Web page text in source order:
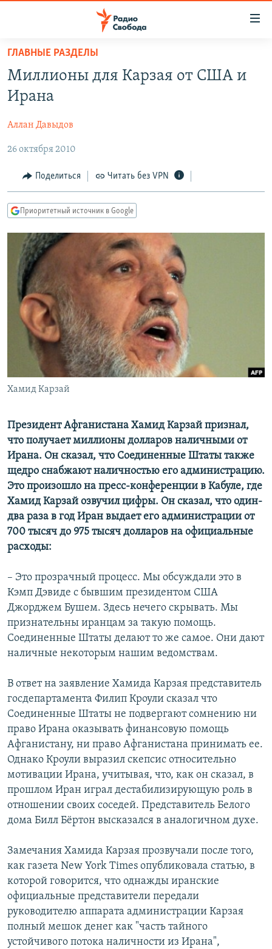
упрощенного
доступа
Вернуться
основному
Вернутся
главной
навигации
Вернутся
поиску
АВТОРСКИЕ ПРОЕКТЫ
ЦИТАТЫ СВОБОДЫ
МНЕНИЯ
КУЛЬТУРА
IDEL.РЕАЛИИ
КАВКАЗ.РЕАЛИИ
СЕВЕР.РЕАЛИИ
СИБИРЬ.РЕАЛИИ
РАСПИСАНИЕ ВЕЩАНИЯ
ПОДПИШИТЕСЬ НА РАССЫЛКУ
СОЦИАЛЬНЫЕ СЕТИ
Все сайты РСЕ/РС
ГЛАВНЫЕ РАЗДЕЛЫ
Миллионы для Карзая от США и
Ирана
Аллан Давыдов
26 октября 2010
Поделиться Читать без VPN
Приоритетный источник в Google
Хамид Карзай
Президент Афганистана Хамид Карзай признал,
что получает миллионы долларов наличными от
Ирана. Он сказал, что Соединенные Штаты также
щедро снабжают наличностью его администрацию.
Это произошло на пресс-конференции в Кабуле, где
Хамид Карзай озвучил цифры. Он сказал, что один-
два раза в год Иран выдает его администрации от
700 тысяч до 975 тысяч долларов на официальные
расходы:
– Это прозрачный процесс. Мы обсуждали это в
Кэмп Дэвиде с бывшим президентом США
Джорджем Бушем. Здесь нечего скрывать. Мы
признательны иранцам за такую помощь.
Соединенные Штаты делают то же самое. Они дают
наличные некоторым нашим ведомствам.
В ответ на заявление Хамида Карзая представитель
госдепартамента Филип Кроули сказал что
Соединенные Штаты не подвергают сомнению ни
право Ирана оказывать финансовую помощь
Афганистану, ни право Афганистана принимать ее.
Однако Кроули выразил скепсис относительно
мотивации Ирана, учитывая, что, как он сказал, в
прошлом Иран играл дестабилизирующую роль в
отношении своих соседей. Представитель Белого
дома Билл Бёртон высказался в аналогичном духе.
Замечания Хамида Карзая прозвучали после того,
как газета New York Times опубликовала статью, в
которой говорится, что однажды иранские
официальные представители передали
руководителю аппарата администрации Карзая
полный мешок денег как "часть тайного
устойчивого потока наличности из Ирана",